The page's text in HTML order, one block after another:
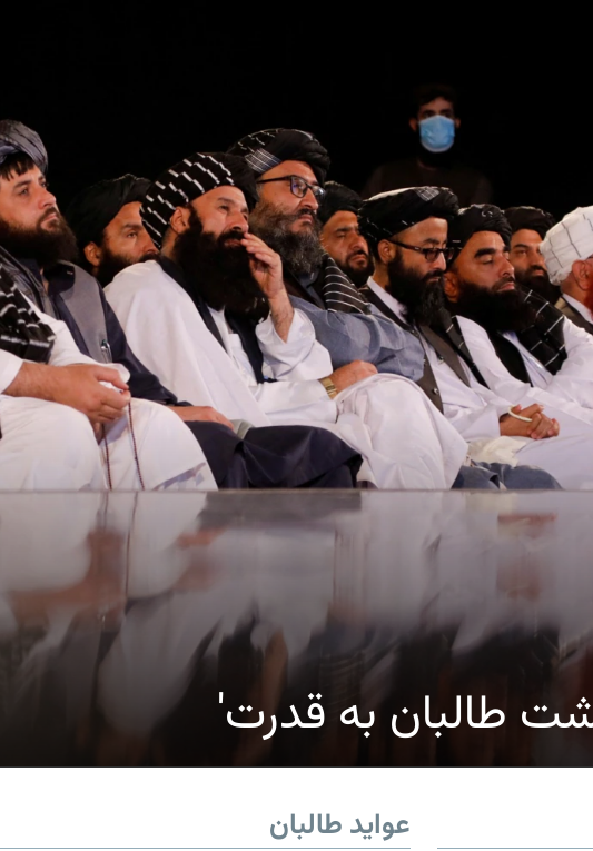
طالبان به قدرت'
عواید طالبان